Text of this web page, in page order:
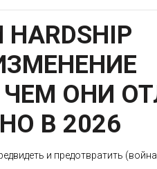
ЧЕМ ОНИ
В 2026
и предотвратить